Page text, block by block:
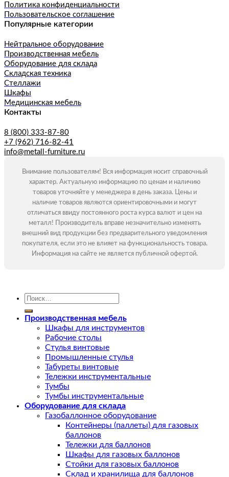
Политика конфиденциальности
Пользовательское соглашение
Популярные категории
Нейтральное оборудование
Производственная мебель
Оборудование для склада
Складская техника
Стеллажи
Шкафы
Медицинская мебель
Контакты
8 (800) 333-87-80
+7 (962) 716-82-41
info@metall-furniture.ru
Внимание пользователям! Вся информация носит справочный
характер. Актуальную информацию по ценам и наличию
товаров уточняйте у менеджера в день заказа. Цены и
наличие товаров являются ориентировочными и могут
отличаться ввиду постоянного роста курса валют и цен на
металл! Производитель вправе незначительно изменять
внешний вид продукции без предварительного уведомления
покупателя, если это не влияет на функциональность товара.
Информация на сайте не является публичной офертой.
Искать:
Производственная мебель
Шкафы для инструментов
Рабочие столы
Стулья винтовые
Промышленные стулья
Табуреты винтовые
Тележки инструментальные
Тумбы
Тумбы инструментальные
Оборудование для склада
Газобаллонное оборудование
Контейнеры (паллеты) для газовых
баллонов
Тележки для баллонов
Шкафы для газовых баллонов
Стойки для газовых баллонов
Склад и хранилища для баллонов